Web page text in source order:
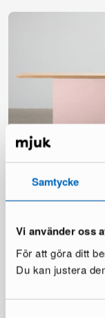
Samtycke
Vi använder oss
För att göra ditt
Du kan justera
Haslev Symphony 82
iläggsskiva ek
158 € 329 €